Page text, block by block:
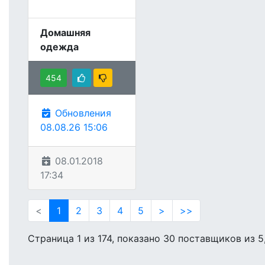
Домашняя
одежда
454
Обновления
08.08.26 15:06
08.01.2018
17:34
< 1 2 3 4 5 > >>
Страница 1 из 174, показано 30 поставщиков из